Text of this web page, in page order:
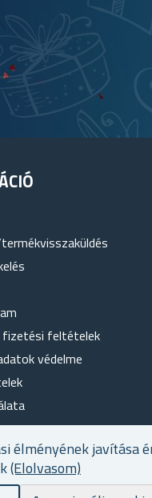
élményének javítása
(Elolvasom)
fizetési feltételek
védelme